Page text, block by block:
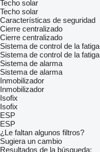
Techo solar
Techo solar
Características de seguridad
Cierre centralizado
Cierre centralizado
Sistema de control de la fatiga
Sistema de control de la fatiga
Sistema de alarma
Sistema de alarma
Inmobilizador
Inmobilizador
Isofix
Isofix
ESP
ESP
¿Le faltan algunos filtros?
Sugiera un cambio
Resultados de la búsqueda: